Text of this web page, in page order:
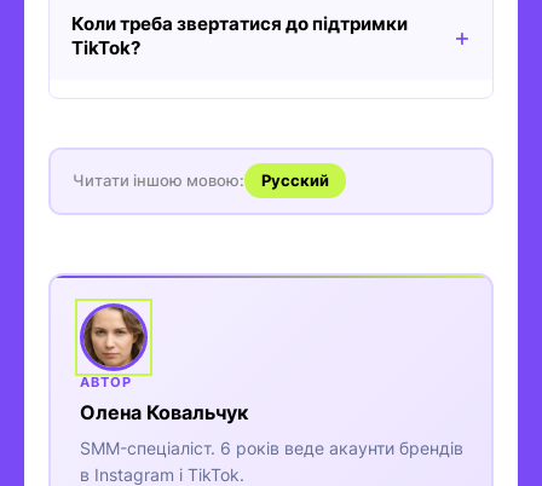
Коли треба звертатися до підтримки
TikTok?
Читати іншою мовою: Русский
Олена Ковальчук
SMM-спеціаліст. 6 років веде акаунти брендів
в Instagram і TikTok.